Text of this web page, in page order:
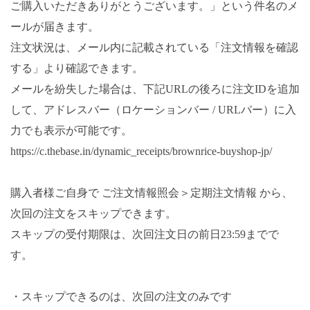
ご購入いただきありがとうございます。」という件名のメ
ールが届きます。
注文状況は、メール内に記載されている「注文情報を確認
する」より確認できます。
メールを紛失した場合は、下記URLの後ろに注文IDを追加
して、アドレスバー（ロケーションバー / URLバー）に入
力でも表示が可能です。
https://c.thebase.in/dynamic_receipts/brownrice-buyshop-jp/
購入者様ご自身で ご注文情報照会＞定期注文情報 から、
次回の注文をスキップできます。
スキップの受付期限は、次回注文日の前日23:59までで
す。
・スキップできるのは、次回の注文のみです